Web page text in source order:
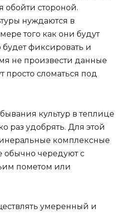
обойти стороной.
нуждаются в
того как они будут
будет фиксировать и
не произвести данные
просто сломаться под
культур в теплице
раз удобрять. Для этой
комплексные
обычно чередуют с
пометом или
умеренный и